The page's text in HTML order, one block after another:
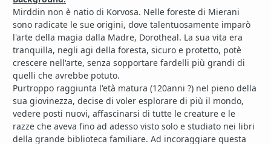
Mirddin non è natio di Korvosa. Nelle foreste di Mierani
sono radicate le sue origini, dove talentuosamente imparò
l'arte della magia dalla Madre, Dorotheal. La sua vita era
tranquilla, negli agi della foresta, sicuro e protetto, potè
crescere nell'arte, senza sopportare fardelli più grandi di
quelli che avrebbe potuto.
Purtroppo raggiunta l'età matura (120anni ?) nel pieno della
sua giovinezza, decise di voler esplorare di più il mondo,
vedere posti nuovi, affascinarsi di tutte le creature e le
razze che aveva fino ad adesso visto solo e studiato nei libri
della grande biblioteca familiare. Ad incoraggiare questa